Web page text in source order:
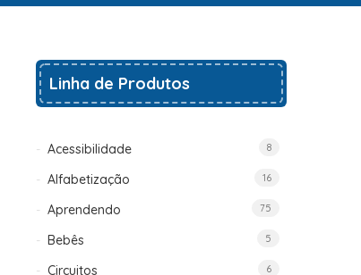
Linha de Produtos
Acessibilidade 8
Alfabetização 16
Aprendendo 75
Bebês 5
Circuitos 6